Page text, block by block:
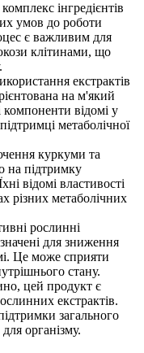
комплекс інгредієнтів
умов до роботи
є важливим для
клітинами, що
екстрактів
на м'який
компоненти відомі у
метаболічної
куркуми та
на підтримку
відомі властивості
різних метаболічних
рослинні
для зниження
Це може сприяти
стану.
цей продукт є
екстрактів.
загального
організму.